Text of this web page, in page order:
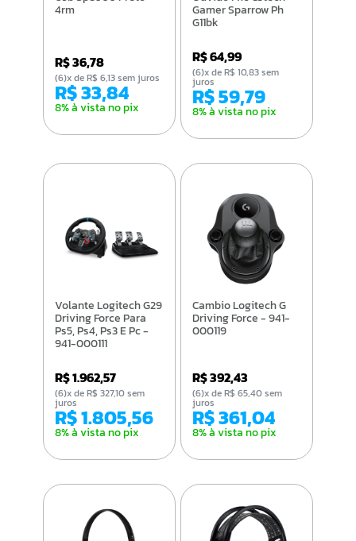
4rm
R$ 36,78
R$ 33,84
8% à vista no pix
(6)x de R$ 6,13 sem juros
Gamer Sparrow Ph
G11bk
R$ 64,99
R$ 59,79
8% à vista no pix
(6)x de R$ 10,83 sem
juros
Volante Logitech G29
Driving Force Para
Ps5, Ps4, Ps3 E Pc -
941-000111
R$ 1.962,57
R$ 1.805,56
8% à vista no pix
(6)x de R$ 327,10 sem
juros
Cambio Logitech G
Driving Force - 941-
000119
R$ 392,43
R$ 361,04
8% à vista no pix
(6)x de R$ 65,40 sem
juros